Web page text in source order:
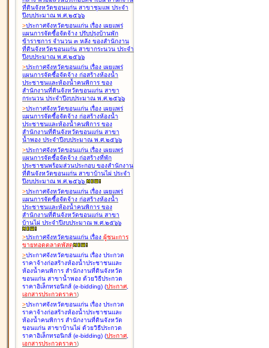
ที่ดินจังหวัดขอนแก่น สาขาชุมแพ ประจำ
ปีงบประมาณ พ.ศ.๒๕๖๖
>ประกาศจังหวัดขอนแก่น เรื่อง เผยแพร่
แผนการจัดซื้อจัดจ้าง ปรับปรุงบ้านพัก
ข้าราชการ จำนวน ๓ หลัง ของสำนักงาน
ที่ดินจังหวัดขอนแก่น สาขากระนวน ประจำ
ปีงบประมาณ พ.ศ.๒๕๖๖
>ประกาศจังหวัดขอนแก่น เรื่อง เผยแพร่
แผนการจัดซื้อจัดจ้าง ก่อสร้างห้องน้ำ
ประชาชนและห้องน้ำคนพิการ ของ
สำนักงานที่ดินจังหวัดขอนแก่น สาขา
กระนวน ประจำปีงบประมาณ พ.ศ.๒๕๖๖
>ประกาศจังหวัดขอนแก่น เรื่อง เผยแพร่
แผนการจัดซื้อจัดจ้าง ก่อสร้างห้องน้ำ
ประชาชนและห้องน้ำคนพิการ ของ
สำนักงานที่ดินจังหวัดขอนแก่น สาขา
น้ำพอง ประจำปีงบประมาณ พ.ศ.๒๕๖๖
>ประกาศจังหวัดขอนแก่น เรื่อง เผยแพร่
แผนการจัดซื้อจัดจ้าง ก่อสร้างที่พัก
ประชาชนพร้อมส่วนประกอบ ของสำนักงาน
ที่ดินจังหวัดขอนแก่น สาขาบ้านไผ่ ประจำ
ปีงบประมาณ พ.ศ.๒๕๖๖
>ประกาศจังหวัดขอนแก่น เรื่อง เผยแพร่
แผนการจัดซื้อจัดจ้าง ก่อสร้างห้องน้ำ
ประชาชนและห้องน้ำคนพิการ ของ
สำนักงานที่ดินจังหวัดขอนแก่น สาขา
บ้านไผ่ ประจำปีงบประมาณ พ.ศ.๒๕๖๖
>ประกาศจังหวัดขอนแก่น เรื่อง ผู้ชนะการ
ขายทอดตลาดพัสดุ
>ประกาศจังหวัดขอนแก่น เรื่อง ประกวด
ราคาจ้างก่อสร้างห้องน้ำประชาชนและ
ห้องน้ำคนพิการ สำนักงานที่ดินจังหวัด
ขอนแก่น สาขาน้ำพอง ด้วยวิธีประกวด
ราคาอิเล็กทรอนิกส์ (e-bidding) (ประกาศ,
เอกสารประกวดราคา)
>ประกาศจังหวัดขอนแก่น เรื่อง ประกวด
ราคาจ้างก่อสร้างห้องน้ำประชาชนและ
ห้องน้ำคนพิการ สำนักงานที่ดินจังหวัด
ขอนแก่น สาขาบ้านไผ่ ด้วยวิธีประกวด
ราคาอิเล็กทรอนิกส์ (e-bidding) (ประกาศ,
เอกสารประกวดราคา)